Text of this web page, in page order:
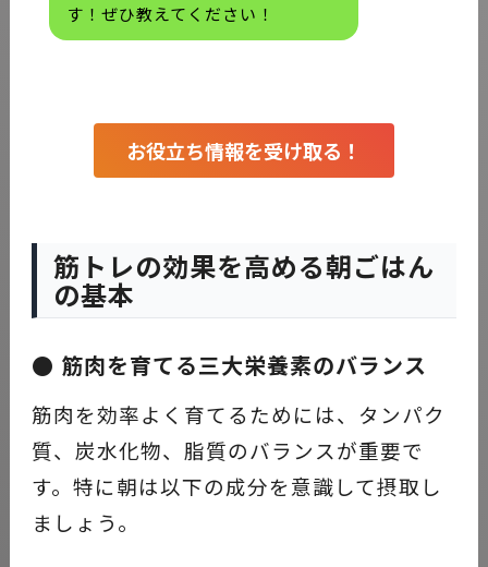
す！ぜひ教えてください！
お役立ち情報を受け取る！
筋トレの効果を高める朝ごはん
の基本
● 筋肉を育てる三大栄養素のバランス
筋肉を効率よく育てるためには、タンパク
質、炭水化物、脂質のバランスが重要で
す。特に朝は以下の成分を意識して摂取し
ましょう。